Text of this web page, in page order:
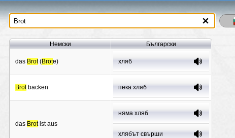
Немски Български
das Brot(Brote) хляб
Brotbacken пека хляб
das Brotist aus
няма хляб
хлябът свърши